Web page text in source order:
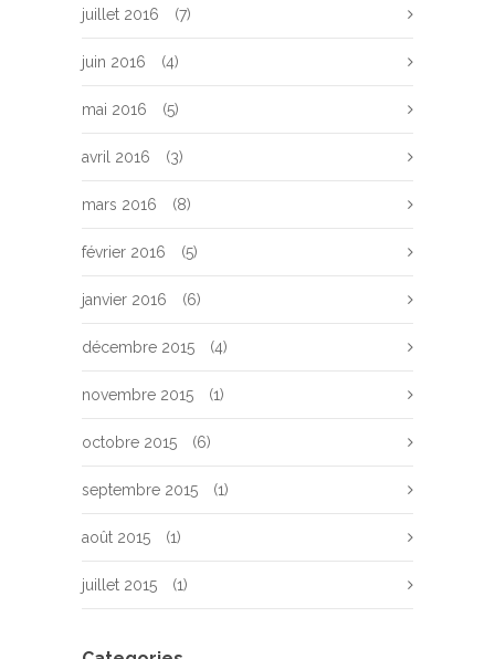
juillet 2016 (7)
juin 2016 (4)
mai 2016 (5)
avril 2016 (3)
mars 2016 (8)
février 2016 (5)
janvier 2016 (6)
décembre 2015 (4)
novembre 2015 (1)
octobre 2015 (6)
septembre 2015 (1)
août 2015 (1)
juillet 2015 (1)